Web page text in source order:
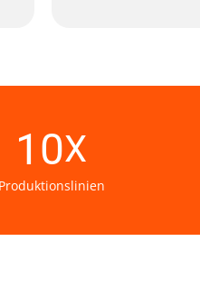
10X
Produktionslinien